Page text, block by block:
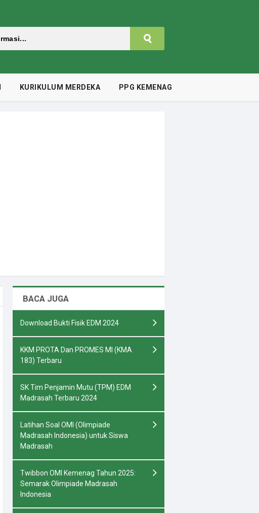
KURIKULUM MERDEKA PPG KEMENAG
BACA JUGA
Download Bukti Fisik EDM 2024
KKM PROTA Dan PROMES MI (KMA
183) Terbaru
SK Tim Penjamin Mutu (TPM) EDM
Madrasah Terbaru 2024
Latihan Soal OMI (Olimpiade
Madrasah Indonesia) untuk Siswa
Madrasah
Twibbon OMI Kemenag Tahun 2025:
Semarak Olimpiade Madrasah
Indonesia